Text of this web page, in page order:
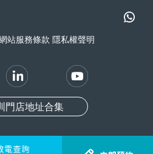
站服務條款 隱私權聲明
門店地址合集
電查詢